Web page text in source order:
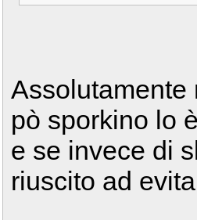
Assolutamente
pò sporkino lo
e se invece di
riuscito ad